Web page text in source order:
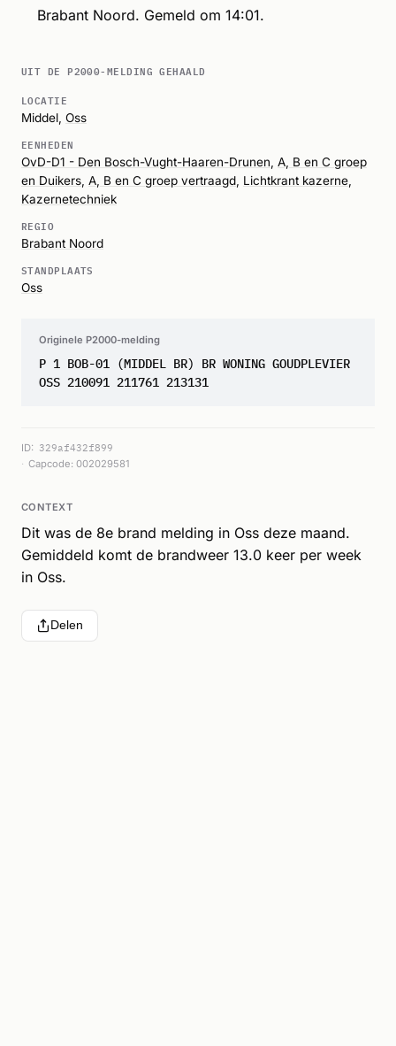
Brabant Noord. Gemeld om 14:01.
UIT DE P2000-MELDING GEHAALD
LOCATIE
Middel, Oss
EENHEDEN
OvD-D1 - Den Bosch-Vught-Haaren-Drunen A, B en C groep
en Duikers A, B en C groep vertraagd Lichtkrant kazerne
Kazernetechniek
REGIO
Brabant Noord
STANDPLAATS
Oss
Originele P2000-melding
P 1 BOB-01 (MIDDEL BR) BR WONING GOUDPLEVIER
OSS 210091 211761 213131
ID: 329af432f899
Capcode: 002029581
CONTEXT
Dit was de 8e brand melding in Oss deze maand.
Gemiddeld komt de brandweer 13.0 keer per week
in Oss.
Delen